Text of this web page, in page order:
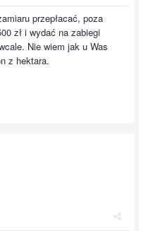
przepłacać, poza
zł i wydać na zabiegi
Nie wiem jak u Was
z hektara.